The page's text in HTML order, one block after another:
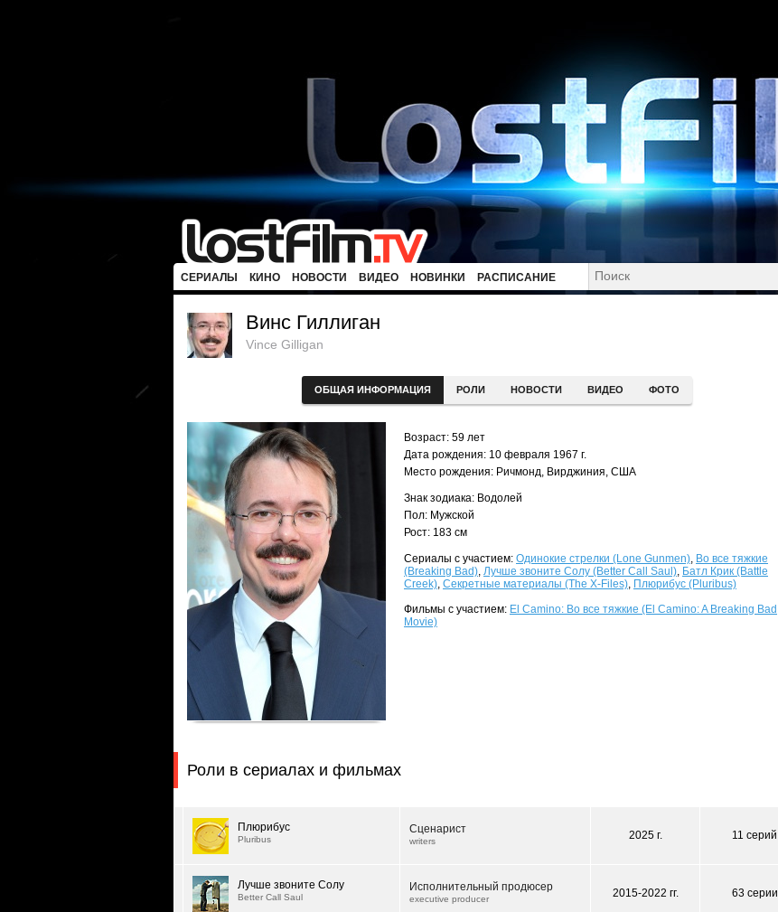
СЕРИАЛЫ КИНО НОВОСТИ ВИДЕО НОВИНКИ РАСПИСАНИЕ
Винс Гиллиган
Vince Gilligan
ОБЩАЯ ИНФОРМАЦИЯ РОЛИ НОВОСТИ ВИДЕО ФОТО
Возраст: 59 лет
Дата рождения: 10 февраля 1967 г.
Место рождения: Ричмонд, Вирджиния, США
Знак зодиака: Водолей
Пол: Мужской
Рост: 183 см
Сериалы с участием: Одинокие стрелки (Lone Gunmen), Во все тяжкие
(Breaking Bad), Лучше звоните Солу (Better Call Saul), Батл Крик (Battle
Creek), Секретные материалы (The X-Files), Плюрибус (Pluribus)
Фильмы с участием: El Camino: Во все тяжкие (El Camino: A Breaking Bad
Movie)
Роли в сериалах и фильмах
Плюрибус
Pluribus
Сценарист
writers 2025 г. 11 серий
Лучше звоните Солу
Better Call Saul
Исполнительный продюсер
executive producer 2015-2022 гг. 63 серии